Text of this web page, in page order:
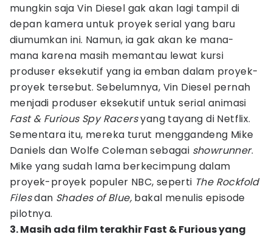
mungkin saja Vin Diesel gak akan lagi tampil di
depan kamera untuk proyek serial yang baru
diumumkan ini. Namun, ia gak akan ke mana-
mana karena masih memantau lewat kursi
produser eksekutif yang ia emban dalam proyek-
proyek tersebut. Sebelumnya, Vin Diesel pernah
menjadi produser eksekutif untuk serial animasi
Fast & Furious Spy Racersyang tayang di Netflix.
Sementara itu, mereka turut menggandeng Mike
Daniels dan Wolfe Coleman sebagai showrunner.
Mike yang sudah lama berkecimpung dalam
proyek-proyek populer NBC, seperti The Rockfold
Filesdan Shades of Blue, bakal menulis episode
pilotnya.
3. Masih ada film terakhir Fast & Furious yang